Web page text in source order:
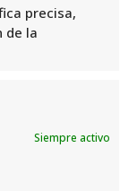
precisa,
de la
Siempre activo
Dehesa de
por